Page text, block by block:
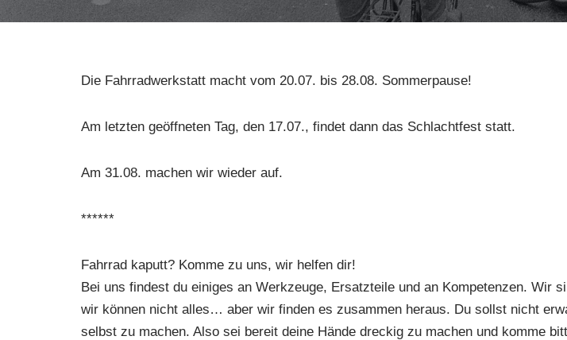
Die Fahrradwerkstatt macht vom 20.07. bis 28.08. Sommerpause!
Am letzten geöffneten Tag, den 17.07., findet dann das Schlachtfest statt.
Am 31.08. machen wir wieder auf.
******
Fahrrad kaputt? Komme zu uns, wir helfen dir!
Bei uns findest du einiges an Werkzeuge, Ersatzteile und an Kompetenzen. Wir
wir können nicht alles… aber wir finden es zusammen heraus. Du sollst nicht
selbst zu machen. Also sei bereit deine Hände dreckig zu machen und komme